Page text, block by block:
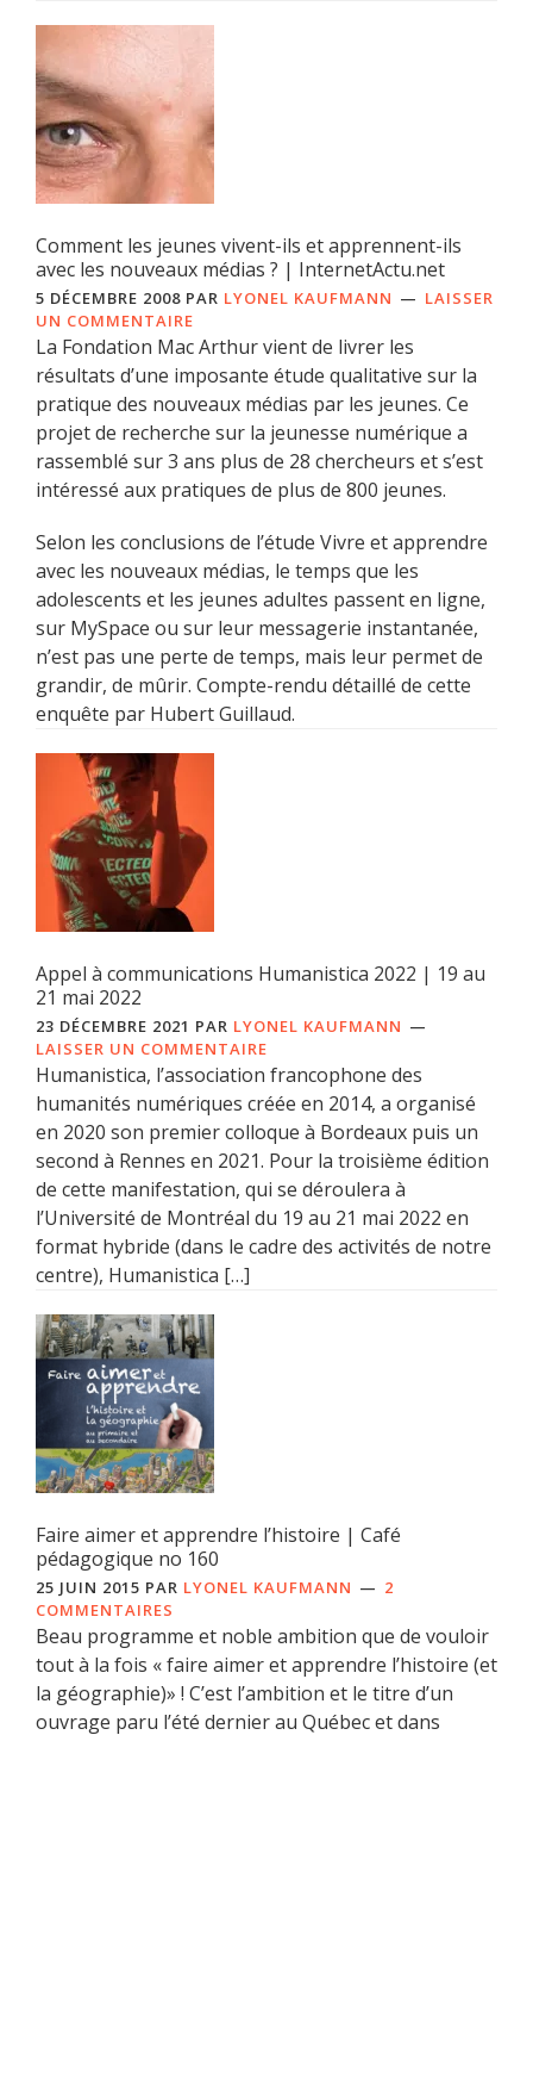
Comment les jeunes vivent-ils et apprennent-ils
avec les nouveaux médias ? | InternetActu.net
5 DÉCEMBRE 2008 PAR LYONEL KAUFMANN
LAISSER
UN COMMENTAIRE
La Fondation Mac Arthur vient de livrer les
résultats d’une imposante étude qualitative sur la
pratique des nouveaux médias par les jeunes. Ce
projet de recherche sur la jeunesse numérique a
rassemblé sur 3 ans plus de 28 chercheurs et s’est
intéressé aux pratiques de plus de 800 jeunes.
Selon les conclusions de l’étude Vivre et apprendre
avec les nouveaux médias, le temps que les
adolescents et les jeunes adultes passent en ligne,
sur MySpace ou sur leur messagerie instantanée,
n’est pas une perte de temps, mais leur permet de
grandir, de mûrir. Compte-rendu détaillé de cette
enquête par Hubert Guillaud.
Appel à communications Humanistica 2022 | 19 au
21 mai 2022
23 DÉCEMBRE 2021 PAR LYONEL KAUFMANN
LAISSER UN COMMENTAIRE
Humanistica, l’association francophone des
humanités numériques créée en 2014, a organisé
en 2020 son premier colloque à Bordeaux puis un
second à Rennes en 2021. Pour la troisième édition
de cette manifestation, qui se déroulera à
l’Université de Montréal du 19 au 21 mai 2022 en
format hybride (dans le cadre des activités de notre
centre), Humanistica […]
Faire aimer et apprendre l’histoire | Café
pédagogique no 160
25 JUIN 2015 PAR LYONEL KAUFMANN
2
COMMENTAIRES
Beau programme et noble ambition que de vouloir
tout à la fois « faire aimer et apprendre l’histoire (et
la géographie)» ! C’est l’ambition et le titre d’un
ouvrage paru l’été dernier au Québec et dans